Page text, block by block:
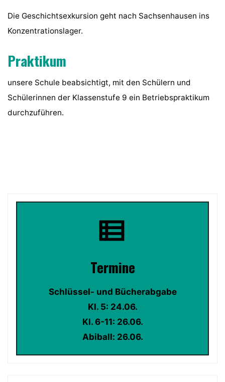
Die Geschichtsexkursion geht nach Sachsenhausen ins
Konzentrationslager.
Praktikum
unsere Schule beabsichtigt, mit den Schülern und
Schülerinnen der Klassenstufe 9 ein Betriebspraktikum
durchzuführen.
view_list
Termine
Schlüssel- und Bücherabgabe
Kl. 5: 24.06.
Kl. 6-11: 26.06.
Abiball: 26.06.